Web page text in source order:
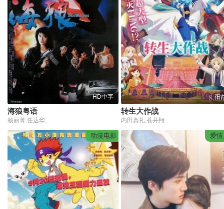
HD中字
海狼粤语
杨丽菁,任达华,周景扬,徐少强,麦伟章,龙天生
正
转生大作战
内田真礼,苍井翔太,柿原彻也,铃木达央,冈咲美保,水濑祈,松冈祯丞,早见沙织,和气杏未,子安武人,上坂堇,白井悠介,小仓唯
动漫电影 爱